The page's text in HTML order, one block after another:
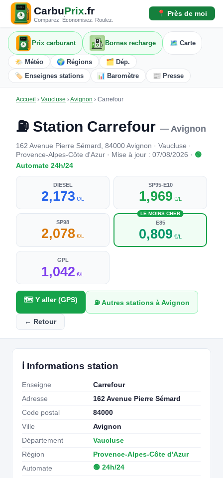
CarbuPrix.fr
Comparez. Économisez. Roulez.
📍 Près de moi
Prix carburant Bornes recharge 🗺️ Carte
🌤️ Météo 🌍 Régions
🗂️ Dép.
🏷️ Enseignes stations
📊 Baromètre 📰 Presse
Accueil › Vaucluse ›Avignon › Carrefour
⛽ Station Carrefour — Avignon
162 Avenue Pierre Sémard, 84000 Avignon · Vaucluse ·
Provence-Alpes-Côte d'Azur · Mise à jour : 07/08/2026 · 🟢
Automate 24h/24
DIESEL
2,173 €/L
SP95-E10
1,969 €/L
SP98
2,078 €/L
LE MOINS CHER
E85
0,809 €/L
GPL
1,042 €/L
🗺️ Y aller (GPS) ⛽ Autres stations à Avignon
← Retour
ℹ️ Informations station
Enseigne
Carrefour
Adresse
162 Avenue Pierre Sémard
Code postal
84000
Ville
Avignon
Département
Vaucluse
Région
Provence-Alpes-Côte d'Azur
Automate
🟢 24h/24